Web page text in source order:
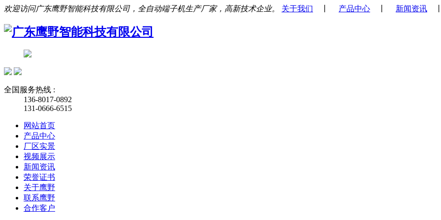
欢迎访问广东鹰野智能科技有限公司，全自动端子机生产厂家，高新技术企业。 关于我们 产品中心 新闻资讯
全国服务热线 :
136-8017-0892
131-0666-6515
网站首页
产品中心
厂区实景
视频展示
新闻资讯
荣誉证书
关于鹰野
联系鹰野
合作客户